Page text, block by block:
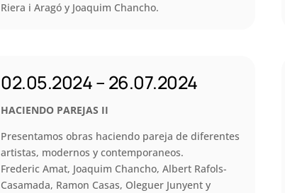
Riera i Aragó y Joaquim Chancho.
02.05.2024 – 26.07.2024
HACIENDO PAREJAS II
Presentamos obras haciendo pareja de diferentes
artistas, modernos y contemporaneos.
Frederic Amat, Joaquim Chancho, Albert Rafols-
Casamada, Ramon Casas, Oleguer Junyent y